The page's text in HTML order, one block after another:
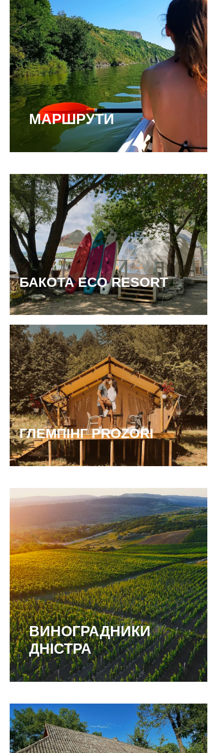
МАРШРУТИ
БАКОТА ECO RESORT
ГЛЕМПІНГ PROZORI
ВИНОГРАДНИКИ
ДНІСТРА